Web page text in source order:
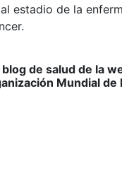
estadio de la
de salud de la
Mundial